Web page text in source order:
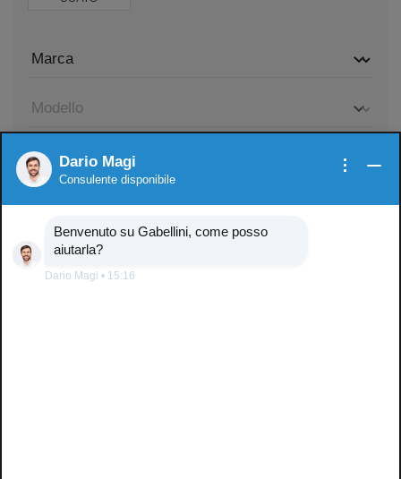
323veicoli disponibili
Dario Magi
Consulente disponibile
Benvenuto su Gabellini, come posso
aiutarla?
Dario Magi • 15:16